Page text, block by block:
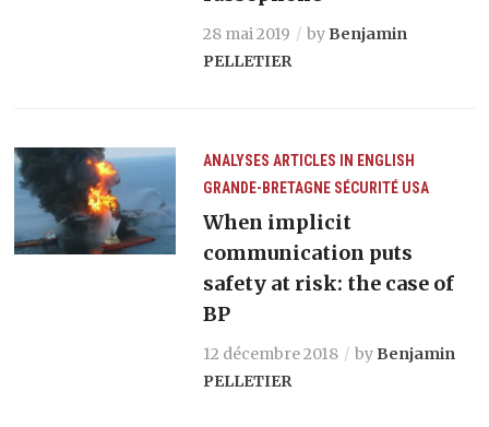
28 mai 2019 by Benjamin
PELLETIER
ANALYSES ARTICLES IN ENGLISH
GRANDE-BRETAGNE SÉCURITÉ USA
When implicit
communication puts
safety at risk: the case of
BP
12 décembre 2018 by Benjamin
PELLETIER